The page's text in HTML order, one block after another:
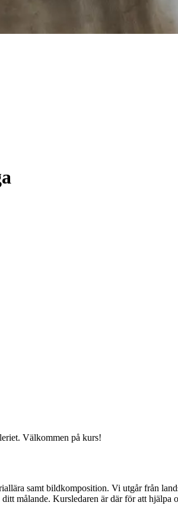
Välkommen på kurs!
samt bildkomposition. Vi utgår från
målande. Kursledaren är där för att hjälpa